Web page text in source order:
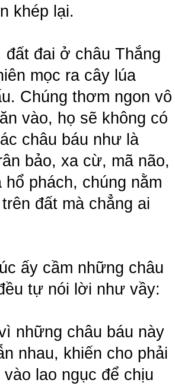
khép lại.
đất đai ở châu Thắng
mọc ra cây lúa
Chúng thơm ngon vô
vào, họ sẽ không có
châu báu như là
bảo, xa cừ, mã não,
hổ phách, chúng nằm
đất mà chẳng ai
ấy cầm những châu
tự nói lời như vầy:
những châu báu này
nhau, khiến cho phải
vào lao ngục để chịu